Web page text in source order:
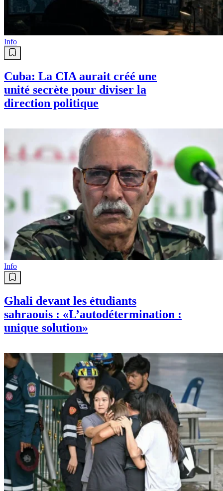
Info
Cuba: La CIA aurait créé une
unité secrète pour diviser la
direction politique
Info
Ghali devant les étudiants
sahraouis : «L’autodétermination :
unique solution»